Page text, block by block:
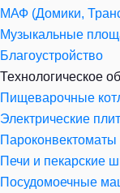
МАФ (Домики,
Музыкальные
Благоустройство
Технологическое
Пищеварочные
Электрические
Пароконвектоматы
Печи и пекарские
Посудомоечные